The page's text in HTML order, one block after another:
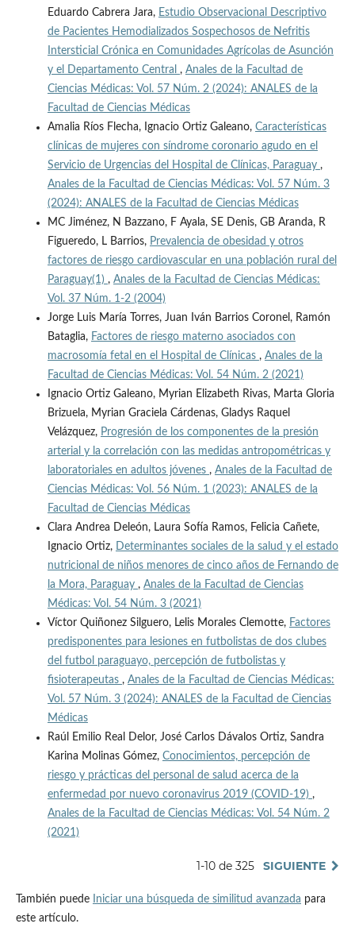
Eduardo Cabrera Jara, Estudio Observacional Descriptivo
de Pacientes Hemodializados Sospechosos de Nefritis
Intersticial Crónica en Comunidades Agrícolas de Asunción
y el Departamento Central , Anales de la Facultad de
Ciencias Médicas: Vol. 57 Núm. 2 (2024): ANALES de la
Facultad de Ciencias Médicas
Amalia Ríos Flecha, Ignacio Ortiz Galeano, Características
clínicas de mujeres con síndrome coronario agudo en el
Servicio de Urgencias del Hospital de Clínicas, Paraguay ,
Anales de la Facultad de Ciencias Médicas: Vol. 57 Núm. 3
(2024): ANALES de la Facultad de Ciencias Médicas
MC Jiménez, N Bazzano, F Ayala, SE Denis, GB Aranda, R
Figueredo, L Barrios, Prevalencia de obesidad y otros
factores de riesgo cardiovascular en una población rural del
Paraguay(1) , Anales de la Facultad de Ciencias Médicas:
Vol. 37 Núm. 1-2 (2004)
Jorge Luis María Torres, Juan Iván Barrios Coronel, Ramón
Bataglia, Factores de riesgo materno asociados con
macrosomía fetal en el Hospital de Clínicas , Anales de la
Facultad de Ciencias Médicas: Vol. 54 Núm. 2 (2021)
Ignacio Ortiz Galeano, Myrian Elizabeth Rivas, Marta Gloria
Brizuela, Myrian Graciela Cárdenas, Gladys Raquel
Velázquez, Progresión de los componentes de la presión
arterial y la correlación con las medidas antropométricas y
laboratoriales en adultos jóvenes , Anales de la Facultad de
Ciencias Médicas: Vol. 56 Núm. 1 (2023): ANALES de la
Facultad de Ciencias Médicas
Clara Andrea Deleón, Laura Sofía Ramos, Felicia Cañete,
Ignacio Ortiz, Determinantes sociales de la salud y el estado
nutricional de niños menores de cinco años de Fernando de
la Mora, Paraguay , Anales de la Facultad de Ciencias
Médicas: Vol. 54 Núm. 3 (2021)
Víctor Quiñonez Silguero, Lelis Morales Clemotte, Factores
predisponentes para lesiones en futbolistas de dos clubes
del futbol paraguayo, percepción de futbolistas y
fisioterapeutas , Anales de la Facultad de Ciencias Médicas:
Vol. 57 Núm. 3 (2024): ANALES de la Facultad de Ciencias
Médicas
Raúl Emilio Real Delor, José Carlos Dávalos Ortiz, Sandra
Karina Molinas Gómez, Conocimientos, percepción de
riesgo y prácticas del personal de salud acerca de la
enfermedad por nuevo coronavirus 2019 (COVID-19) ,
Anales de la Facultad de Ciencias Médicas: Vol. 54 Núm. 2
(2021)
1-10 de 325 SIGUIENTE
También puede Iniciar una búsqueda de similitud avanzada para
este artículo.